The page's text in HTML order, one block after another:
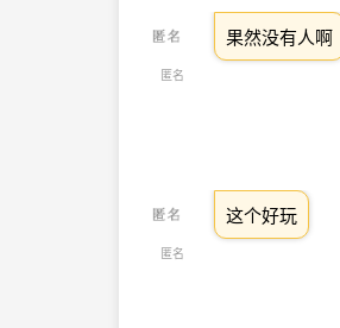
匿名
果然没有人啊
匿名
这个好玩